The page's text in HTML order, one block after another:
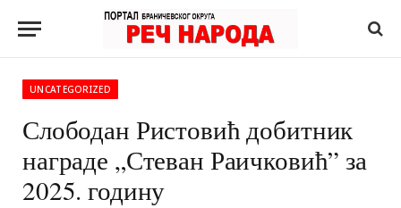
UNCATEGORIZED
Слободан Ристовић добитник
награде „Стеван Раичковић” за
2025. годину